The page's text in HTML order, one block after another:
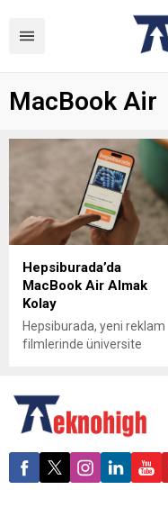
MacBook Air
Hepsiburada’da
MacBook Air Almak
Kolay
Hepsiburada, yeni reklam
filmlerinde üniversite
Air almak kolay” sloganıyla
yayınlanan reklamlarda
MacBook Air’in hız ve
performansı, uzun pil
ve iPhone ile uyumlu
çalışabilme özellikleri ön